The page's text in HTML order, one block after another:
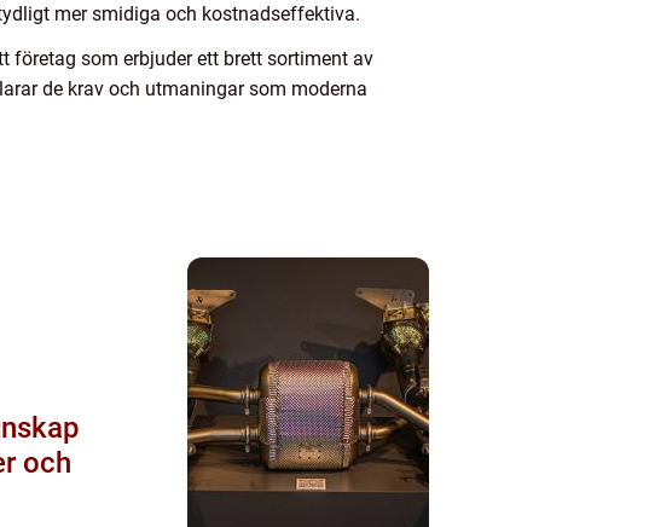
mer smidiga och kostnadseffektiva.
företag som erbjuder ett brett sortiment av
de krav och utmaningar som moderna
och